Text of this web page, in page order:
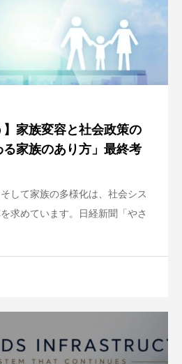
】家族変容と社会政策の
家族のあり方」最終考
して家族の多様化は、社会シス
求めています。日経新聞「やさ